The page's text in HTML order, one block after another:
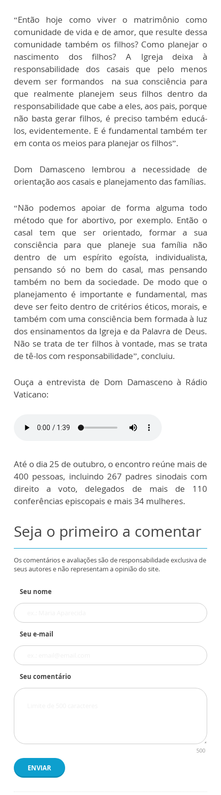
“Então hoje como viver o matrimônio como
comunidade de vida e de amor, que resulte dessa
comunidade também os filhos? Como planejar o
nascimento dos filhos? A Igreja deixa à
responsabilidade dos casais que pelo menos
devem ser formandos na sua consciência para
que realmente planejem seus filhos dentro da
responsabilidade que cabe a eles, aos pais, porque
não basta gerar filhos, é preciso também educá-
los, evidentemente. E é fundamental também ter
em conta os meios para planejar os filhos”.
Dom Damasceno lembrou a necessidade de
orientação aos casais e planejamento das famílias.
“Não podemos apoiar de forma alguma todo
método que for abortivo, por exemplo. Então o
casal tem que ser orientado, formar a sua
consciência para que planeje sua família não
dentro de um espírito egoísta, individualista,
pensando só no bem do casal, mas pensando
também no bem da sociedade. De modo que o
planejamento é importante e fundamental, mas
deve ser feito dentro de critérios éticos, morais, e
também com uma consciência bem formada à luz
dos ensinamentos da Igreja e da Palavra de Deus.
Não se trata de ter filhos à vontade, mas se trata
de tê-los com responsabilidade”, concluiu.
Ouça a entrevista de Dom Damasceno à Rádio
Vaticano:
Até o dia 25 de outubro, o encontro reúne mais de
400 pessoas, incluindo 267 padres sinodais com
direito a voto, delegados de mais de 110
conferências episcopais e mais 34 mulheres.
Seja o primeiro a comentar
Os comentários e avaliações são de responsabilidade exclusiva de
seus autores e não representam a opinião do site.
Seu nome
Seu e-mail
Seu comentário
500
ENVIAR